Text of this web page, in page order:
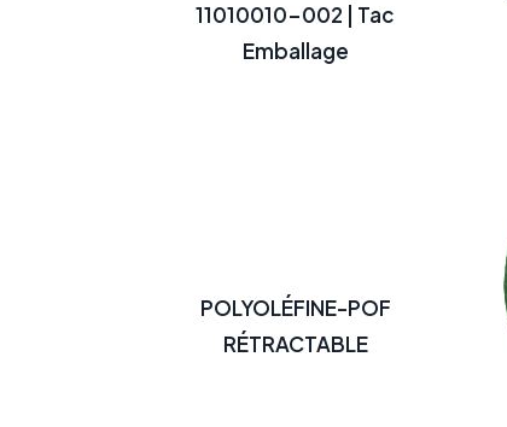
11010010-002 | Tac
Emballage
POLYOLÉFINE-POF
RÉTRACTABLE